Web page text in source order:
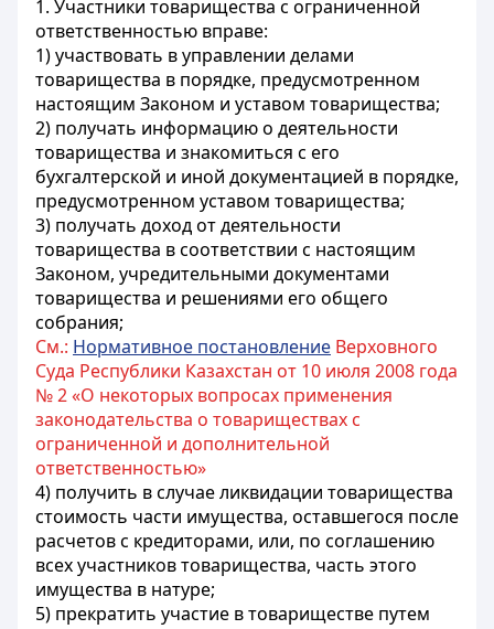
1. Участники товарищества с ограниченной
ответственностью вправе:
1) участвовать в управлении делами
товарищества в порядке, предусмотренном
настоящим Законом и уставом товарищества;
2) получать информацию о деятельности
товарищества и знакомиться с его
бухгалтерской и иной документацией в порядке,
предусмотренном уставом товарищества;
3) получать доход от деятельности
товарищества в соответствии с настоящим
Законом, учредительными документами
товарищества и решениями его общего
собрания;
См.: Нормативное постановление Верховного
Суда Республики Казахстан от 10 июля 2008 года
№ 2 «О некоторых вопросах применения
законодательства о товариществах с
ограниченной и дополнительной
ответственностью»
4) получить в случае ликвидации товарищества
стоимость части имущества, оставшегося после
расчетов с кредиторами, или, по соглашению
всех участников товарищества, часть этого
имущества в натуре;
5) прекратить участие в товариществе путем